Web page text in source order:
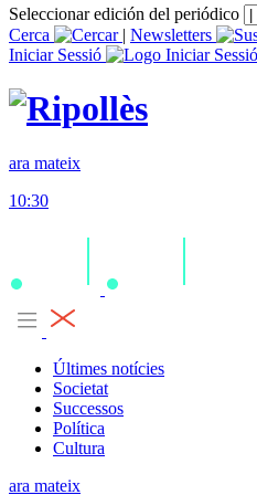
Seleccionar edición del periódico
Cerca
| Newsletters
Iniciar Sessió
ara mateix
10:30
Últimes notícies
Societat
Successos
Política
Cultura
ara mateix